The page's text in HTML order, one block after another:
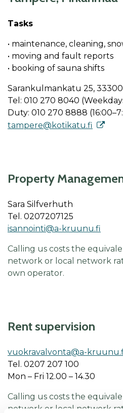
Tasks
• maintenance, cleaning,
• moving and fault reports
• booking of sauna shifts
Sarankulmankatu 25,
Tel: 010 270 8040
Duty: 010 270 8888
tampere@kotikatu.fi
Property
Sara Silfverhuth
Tel. 0207207125
isannointi@a-kruunu.fi
Calling us costs the
network or local network
own operator.
Rent supervision
vuokravalvonta@a-
Tel. 0207 207 100
Mon – Fri 12.00 – 14.30
Calling us costs the
network or local network